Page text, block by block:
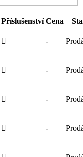
Příslušenství Cena
-
-
-
-